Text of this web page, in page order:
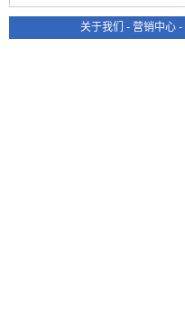
关于我们 - 营销中心 -